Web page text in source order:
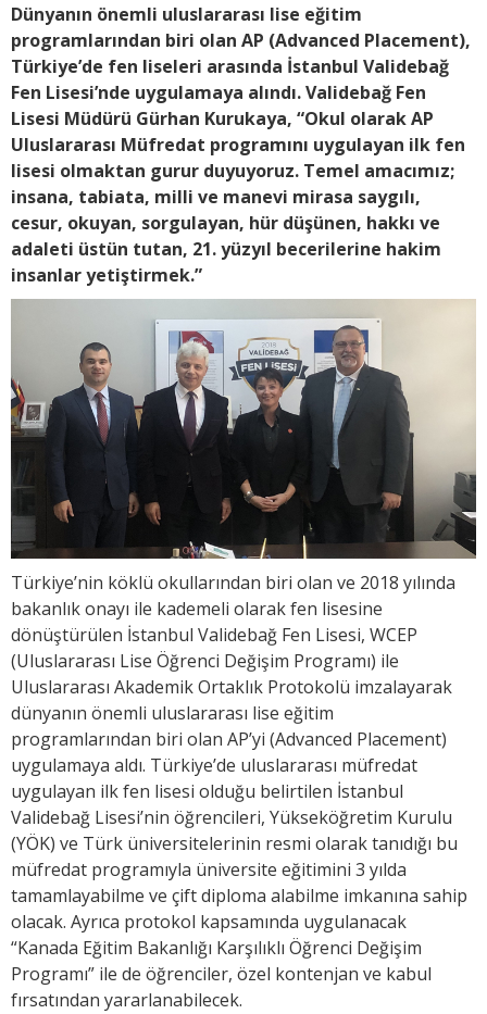
Dünyanın önemli uluslararası lise eğitim
programlarından biri olan AP (Advanced Placement),
Türkiye’de fen liseleri arasında İstanbul Validebağ
Fen Lisesi’nde uygulamaya alındı. Validebağ Fen
Lisesi Müdürü Gürhan Kurukaya, “Okul olarak AP
Uluslararası Müfredat programını uygulayan ilk fen
lisesi olmaktan gurur duyuyoruz. Temel amacımız;
insana, tabiata, milli ve manevi mirasa saygılı,
cesur, okuyan, sorgulayan, hür düşünen, hakkı ve
adaleti üstün tutan, 21. yüzyıl becerilerine hakim
insanlar yetiştirmek.”
Türkiye’nin köklü okullarından biri olan ve 2018 yılında
bakanlık onayı ile kademeli olarak fen lisesine
dönüştürülen İstanbul Validebağ Fen Lisesi, WCEP
(Uluslararası Lise Öğrenci Değişim Programı) ile
Uluslararası Akademik Ortaklık Protokolü imzalayarak
dünyanın önemli uluslararası lise eğitim
programlarından biri olan AP’yi (Advanced Placement)
uygulamaya aldı. Türkiye’de uluslararası müfredat
uygulayan ilk fen lisesi olduğu belirtilen İstanbul
Validebağ Lisesi’nin öğrencileri, Yükseköğretim Kurulu
(YÖK) ve Türk üniversitelerinin resmi olarak tanıdığı bu
müfredat programıyla üniversite eğitimini 3 yılda
tamamlayabilme ve çift diploma alabilme imkanına sahip
olacak. Ayrıca protokol kapsamında uygulanacak
“Kanada Eğitim Bakanlığı Karşılıklı Öğrenci Değişim
Programı” ile de öğrenciler, özel kontenjan ve kabul
fırsatından yararlanabilecek.